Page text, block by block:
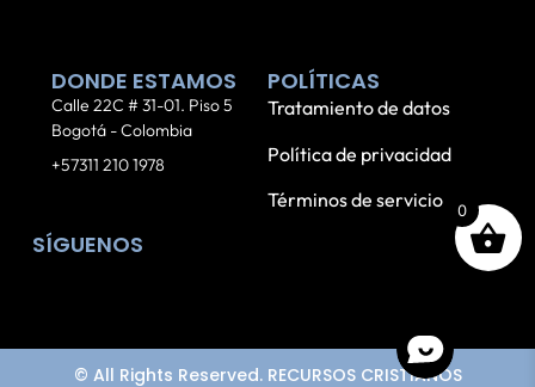
DONDE ESTAMOS
Calle 22C # 31-01. Piso 5
Bogotá - Colombia
+57311 210 1978
POLÍTICAS
Tratamiento de datos
Política de privacidad
Términos de servicio
SÍGUENOS
© All Rights Reserved. RECURSOS CRISTIANOS
0